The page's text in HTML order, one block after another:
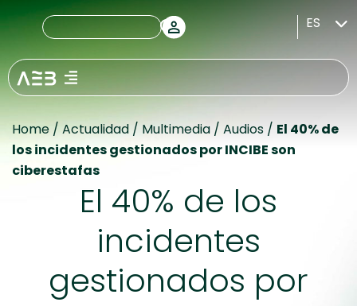
ES
Home / Actualidad / Multimedia / Audios / El 40% de
los incidentes gestionados por INCIBE son
ciberestafas
El 40% de los
incidentes
gestionados por